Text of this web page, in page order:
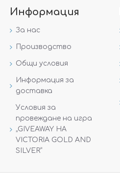
Информация
За нас
Производство
Общи условия
Информация за
доставка
Условия за
провеждане на игра
„GIVEAWAY НА
VICTORIA GOLD AND
SILVER“